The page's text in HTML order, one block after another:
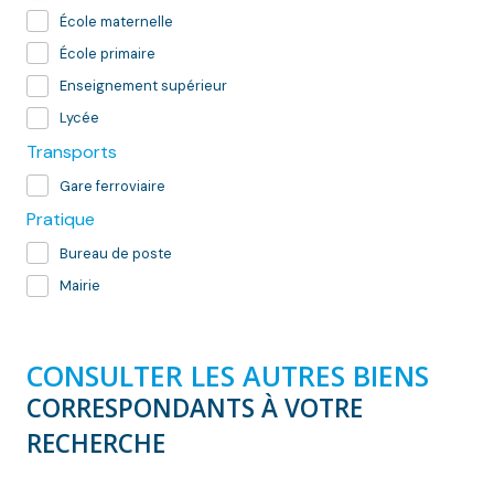
École maternelle
École primaire
Enseignement supérieur
Lycée
Transports
Gare ferroviaire
Pratique
Bureau de poste
Mairie
CONSULTER LES AUTRES BIENS
CORRESPONDANTS À VOTRE
RECHERCHE